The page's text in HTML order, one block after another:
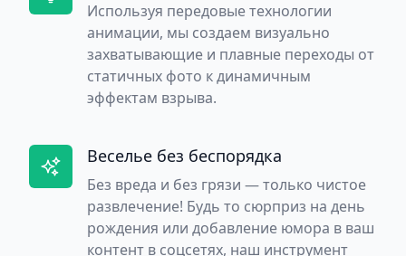
Используя передовые технологии
анимации, мы создаем визуально
захватывающие и плавные переходы от
статичных фото к динамичным
эффектам взрыва.
Веселье без беспорядка
Без вреда и без грязи — только чистое
развлечение! Будь то сюрприз на день
рождения или добавление юмора в ваш
контент в соцсетях, наш инструмент